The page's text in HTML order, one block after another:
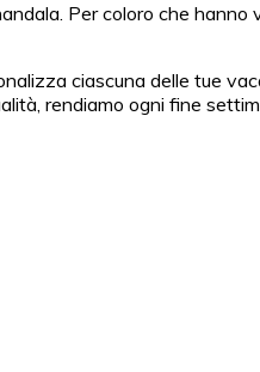
Per coloro che hanno
ciascuna delle tue
rendiamo ogni fine